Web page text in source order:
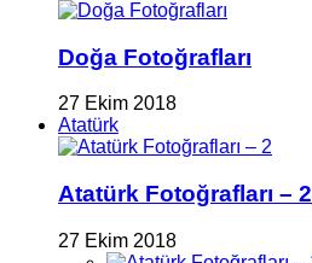
Doğa Fotoğrafları
27 Ekim 2018
Atatürk
Atatürk Fotoğrafları – 2
27 Ekim 2018